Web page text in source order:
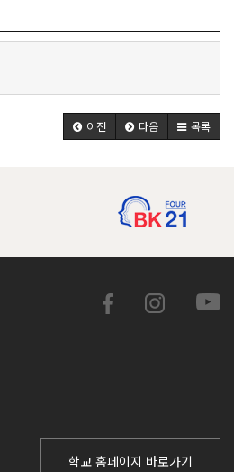
이전 다음 목록
학교 홈페이지 바로가기